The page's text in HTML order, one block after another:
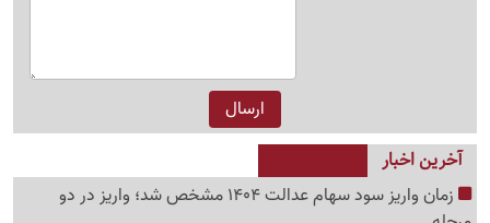
آخرین اخبار
زمان واریز سود سهام عدالت 1404 مشخص شد؛ واریز در دو